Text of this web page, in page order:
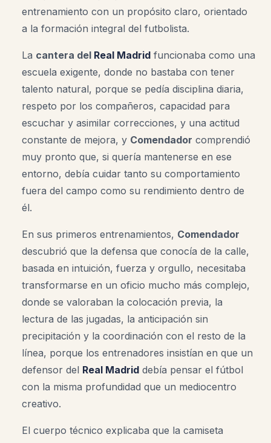
entrenamiento con un propósito claro, orientado
a la formación integral del futbolista.
La cantera del Real Madrid funcionaba como una
escuela exigente, donde no bastaba con tener
talento natural, porque se pedía disciplina diaria,
respeto por los compañeros, capacidad para
escuchar y asimilar correcciones, y una actitud
constante de mejora, y Comendador comprendió
muy pronto que, si quería mantenerse en ese
entorno, debía cuidar tanto su comportamiento
fuera del campo como su rendimiento dentro de
él.
En sus primeros entrenamientos, Comendador
descubrió que la defensa que conocía de la calle,
basada en intuición, fuerza y orgullo, necesitaba
transformarse en un oficio mucho más complejo,
donde se valoraban la colocación previa, la
lectura de las jugadas, la anticipación sin
precipitación y la coordinación con el resto de la
línea, porque los entrenadores insistían en que un
defensor del Real Madrid debía pensar el fútbol
con la misma profundidad que un mediocentro
creativo.
El cuerpo técnico explicaba que la camiseta